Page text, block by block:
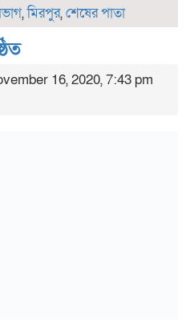
,মিরপুর,শেষের পাতা
16, 2020, 7:43 pm